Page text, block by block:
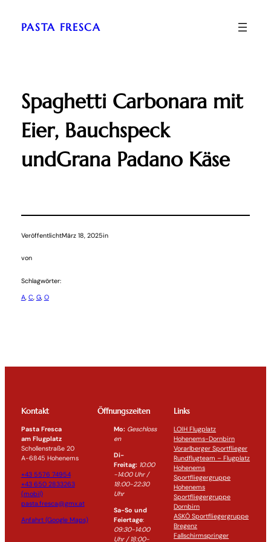
Inhalt
springen
PASTA FRESCA
Spaghetti Carbonara mit
Eier, Bauchspeck
undGrana Padano Käse
VeröffentlichtMärz 18, 2025in
von
Schlagwörter:
A, C G, O
Kontakt
Pasta Fresca
am Flugplatz
Schollenstraße 20
A-6845 Hohenems
+43 5576 74954
+43 650 2833263
(mobil)
pasta.fresca@gmx.at
Anfahrt (Google Maps)
Öffnungszeiten
Mo: Geschloss
en
Di-
Freitag: 10:00
-14:00 Uhr /
18:00-22:30
Uhr
Sa-So und
Feiertage:
09:30-14:00
Uhr / 18:00-
Links
LOIH Flugplatz
Hohenems-Dornbirn
Vorarlberger Sportflieger
Rundflugteam – Flugplatz
Hohenems
Sportfliegergruppe
Hohenems
Sportfliegergruppe
Dornbirn
ASKÖ Sportfliegergruppe
Bregenz
Fallschirmspringer